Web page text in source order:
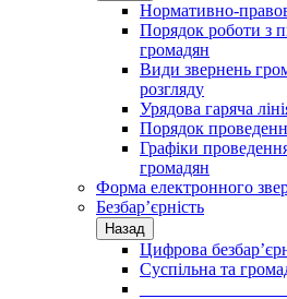
Нормативно-
Порядок роботи з
громадян
Види звернень
розгляду
Урядова гаряча
Порядок
Графіки
громадян
Форма електронного
Безбар’єрність
Назад
Цифрова
Суспільна та